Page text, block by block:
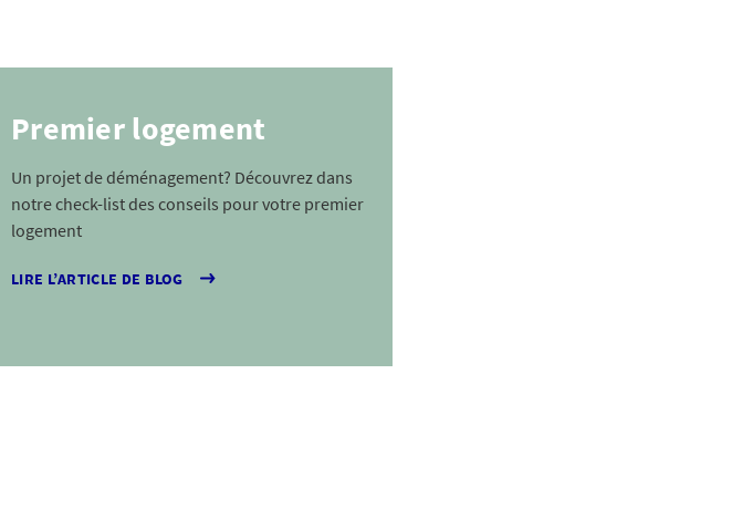
Premier logement
Un projet de déménagement? Découvrez dans
notre check-list des conseils pour votre premier
logement
LIRE L’ARTICLE DE BLOG